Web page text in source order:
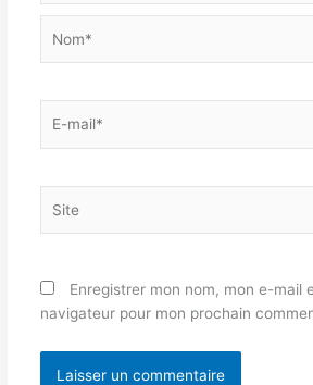
mail*
Enregistrer mon nom, mon e-mail
navigateur pour mon prochain